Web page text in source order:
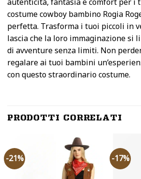
costume cowboy bambino Rogia
perfetta. Trasforma i tuoi piccoli in
lascia che la loro immaginazione si
di avventure senza limiti. Non
regalare ai tuoi bambini
con questo straordinario costume.
PRODOTTI CORRELATI
-21% -17%